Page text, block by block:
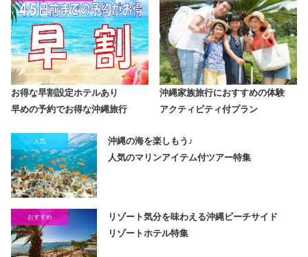
お得な早割設定ホテルあり
早めの予約でお得な沖縄旅行
沖縄家族旅行におすすめの体験
アクティビティ付プラン
沖縄の海を楽しもう♪
人気のマリンアイテム付ツアー特集
人気
リゾート気分を味わえる沖縄ビーチサイド
リゾートホテル特集
おすすめ